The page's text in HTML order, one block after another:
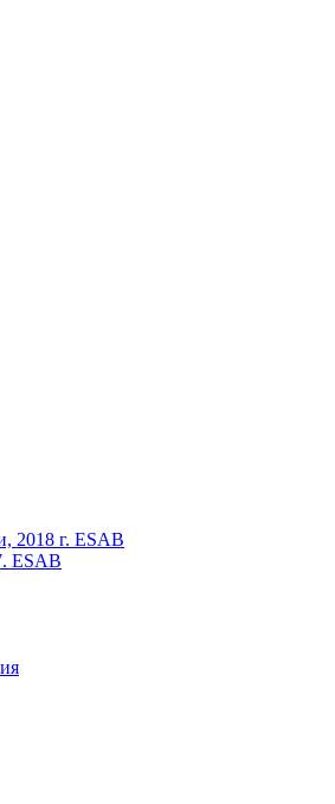
2018 г. ESAB
ESAB